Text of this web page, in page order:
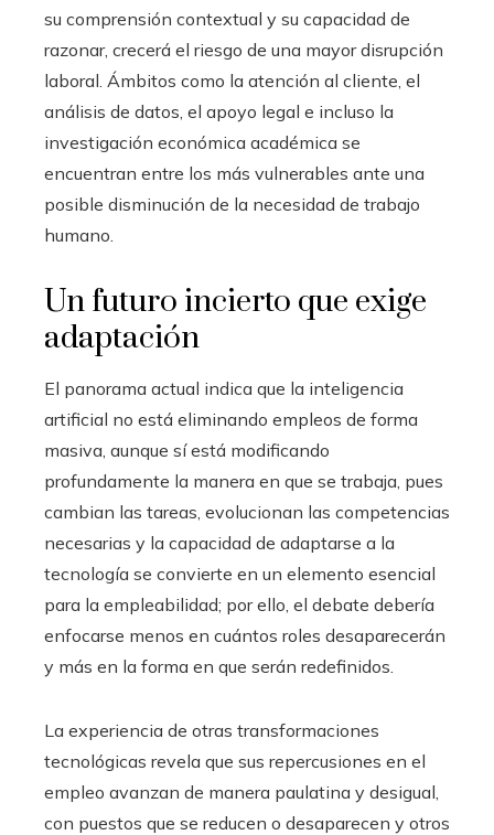
su comprensión contextual y su capacidad de
razonar, crecerá el riesgo de una mayor disrupción
laboral. Ámbitos como la atención al cliente, el
análisis de datos, el apoyo legal e incluso la
investigación económica académica se
encuentran entre los más vulnerables ante una
posible disminución de la necesidad de trabajo
humano.
Un futuro incierto que exige
adaptación
El panorama actual indica que la inteligencia
artificial no está eliminando empleos de forma
masiva, aunque sí está modificando
profundamente la manera en que se trabaja, pues
cambian las tareas, evolucionan las competencias
necesarias y la capacidad de adaptarse a la
tecnología se convierte en un elemento esencial
para la empleabilidad; por ello, el debate debería
enfocarse menos en cuántos roles desaparecerán
y más en la forma en que serán redefinidos.
La experiencia de otras transformaciones
tecnológicas revela que sus repercusiones en el
empleo avanzan de manera paulatina y desigual,
con puestos que se reducen o desaparecen y otros